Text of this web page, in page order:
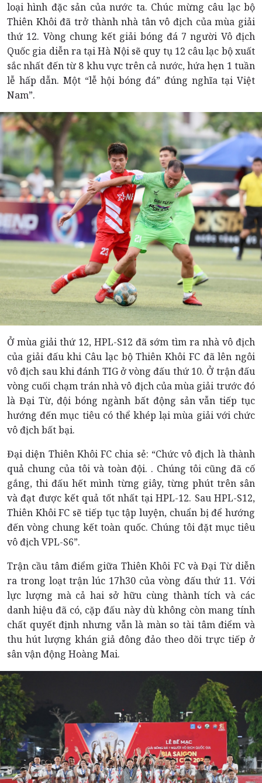
loại hình đặc sản của nước ta. Chúc mừng câu lạc bộ
Thiên Khôi đã trở thành nhà tân vô địch của mùa giải
thứ 12. Vòng chung kết giải bóng đá 7 người Vô địch
Quốc gia diễn ra tại Hà Nội sẽ quy tụ 12 câu lạc bộ xuất
sắc nhất đến từ 8 khu vực trên cả nước, hứa hẹn 1 tuần
lễ hấp dẫn. Một “lễ hội bóng đá” đúng nghĩa tại Việt
Nam”.
Ở mùa giải thứ 12, HPL-S12 đã sớm tìm ra nhà vô địch
của giải đấu khi Câu lạc bộ Thiên Khôi FC đã lên ngôi
vô địch sau khi đánh TIG ở vòng đấu thứ 10. Ở trận đấu
vòng cuối chạm trán nhà vô địch của mùa giải trước đó
là Đại Từ, đội bóng ngành bất động sản vẫn tiếp tục
hướng đến mục tiêu có thể khép lại mùa giải với chức
vô địch bất bại.
Đại diện Thiên Khôi FC chia sẻ: “Chức vô địch là thành
quả chung của tôi và toàn đội. . Chúng tôi cũng đã cố
gắng, thi đấu hết mình từng giây, từng phút trên sân
và đạt được kết quả tốt nhất tại HPL-12. Sau HPL-S12,
Thiên Khôi FC sẽ tiếp tục tập luyện, chuẩn bị để hướng
đến vòng chung kết toàn quốc. Chúng tôi đặt mục tiêu
vô địch VPL-S6”.
Trận cầu tâm điểm giữa Thiên Khôi FC và Đại Từ diễn
ra trong loạt trận lúc 17h30 của vòng đấu thứ 11. Với
lực lượng mà cả hai sở hữu cùng thành tích và các
danh hiệu đã có, cặp đấu này dù không còn mang tính
chất quyết định nhưng vẫn là màn so tài tâm điểm và
thu hút lượng khán giả đông đảo theo dõi trực tiếp ở
sân vận động Hoàng Mai.